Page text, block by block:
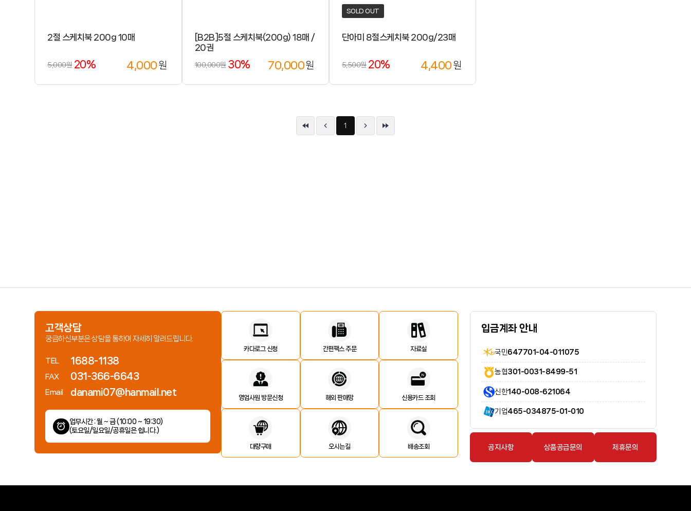
2절 스케치북 200g 10매
5,000원 20% 4,000 원
[B2B]5절 스케치북(200g) 18매 /
20권
100,000원 30% 70,000원
SOLD OUT
단아미 8절스케치북 200g/23매
5,500원 20% 4,400 원
1
고객상담
궁금하신부분은 상담을 통하여 자세히 알려드립니다.
TEL 1688-1138
FAX 031-366-6643
Email danami07@hanmail.net
업무시간 : 월 ~ 금 (10:00 ~ 19:30)
(토요일/일요일/공휴일은 쉽니다.)
카다로그 신청 간편팩스 주문 자료실
영업사원 방문신청 해외 판매망 신용카드 조회
대량구매 오시는길 배송조회
입금계좌 안내
국민 647701-04-011075
농협301-0031-8499-51
신한140-008-621064
기업465-034875-01-010
공지사항 상품공급문의 제휴문의